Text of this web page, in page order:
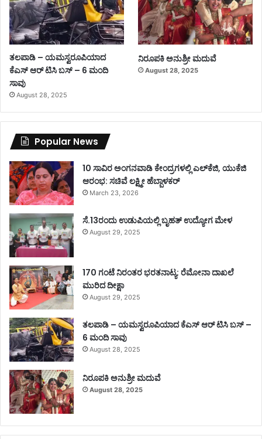
ತಲಪಾಡಿ – ಯಮಸ್ವರೂಪಿಯಾದ
ಕೆಎಸ್ ಆರ್ ಟಿಸಿ ಬಸ್ – 6 ಮಂದಿ
ಸಾವು
August 28, 2025
ನಿರೂಪಕಿ ಅನುಶ್ರೀ ಮದುವೆ
August 28, 2025
Popular News
10 ಸಾವಿರ ಅಂಗನವಾಡಿ ಕೇಂದ್ರಗಳಲ್ಲಿ ಎಲ್‌ಕೆಜಿ, ಯುಕೆಜಿ
ಆರಂಭ: ಸಚಿವೆ ಲಕ್ಷ್ಮೀ ಹೆಬ್ಬಾಳಕರ್
March 23, 2026
ಸೆ.13ರಂದು ಉಡುಪಿಯಲ್ಲಿ ಬೃಹತ್ ಉದ್ಯೋಗ ಮೇಳ
August 29, 2025
170 ಗಂಟೆ ನಿರಂತರ ಭರತನಾಟ್ಯ: ರೆಮೋನಾ ದಾಖಲೆ
ಮುರಿದ ದೀಕ್ಷಾ
August 29, 2025
ತಲಪಾಡಿ – ಯಮಸ್ವರೂಪಿಯಾದ ಕೆಎಸ್ ಆರ್ ಟಿಸಿ ಬಸ್ –
6 ಮಂದಿ ಸಾವು
August 28, 2025
ನಿರೂಪಕಿ ಅನುಶ್ರೀ ಮದುವೆ
August 28, 2025